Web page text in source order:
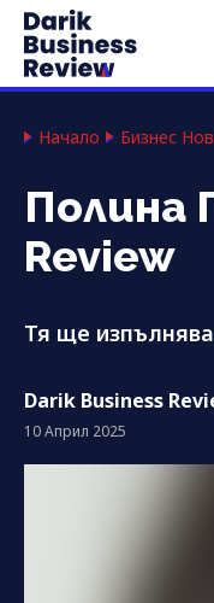
Начало Бизнес
Полина
Review
Тя ще
Darik Business
10 Април 2025